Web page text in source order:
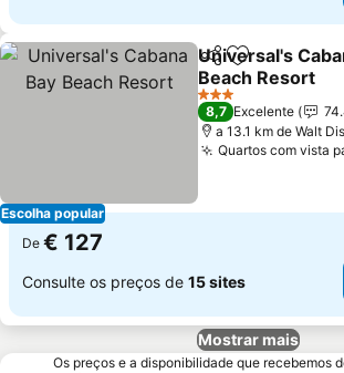
Escolha popular
PartilharAdicionar
Universal's
Beach Resort
3 Estrelas
8,7 Excelente
a 13.1 km de Walt
Quartos com vista
De € 127
Consulte os preços de 15 sites
Mostrar mais
Os preços e a disponibilidade que recebemos